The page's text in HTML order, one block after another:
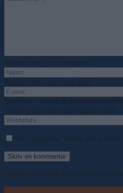
Please enter your comment!
Please enter your name here
You have entered an incorrect email
Please enter your email address here
Save my name, email, and
Denna webbplats använder Akismet